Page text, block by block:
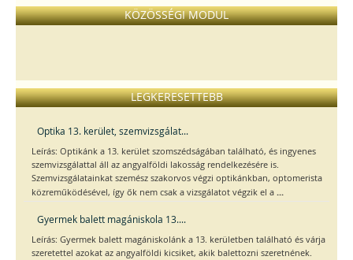
KÖZÖSSÉGI MODUL
LEGKERESETTEBB
Optika 13. kerület, szemvizsgálat...
Leírás: Optikánk a 13. kerület szomszédságában található, és ingyenes
szemvizsgálattal áll az angyalföldi lakosság rendelkezésére is.
Szemvizsgálatainkat szemész szakorvos végzi optikánkban, optomerista
közreműködésével, így ők nem csak a vizsgálatot végzik el a ...
Gyermek balett magániskola 13....
Leírás: Gyermek balett magániskolánk a 13. kerületben található és várja
szeretettel azokat az angyalföldi kicsiket, akik balettozni szeretnének.